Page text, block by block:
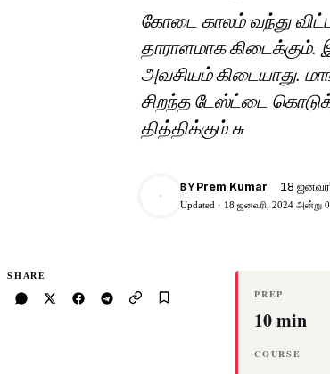
கோடை காலம் வந்து
தாராளமாக
அவசியம் கிடையாது.
சிறந்த டேஸ்ட்டை
தித்திக்கும் சு
PK
BY Prem Kumar 18
Updated · 18 ஜனவரி, 2024 அன்று
SHARE
PREP
10 min
COURSE